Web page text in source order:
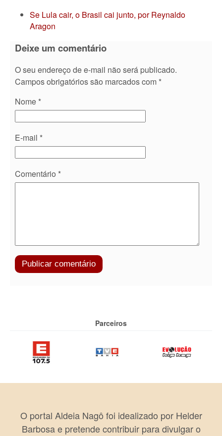
Se Lula cair, o Brasil cai junto, por Reynaldo
Aragon
Deixe um comentário
O seu endereço de e-mail não será publicado.
Campos obrigatórios são marcados com *
Nome *
E-mail *
Comentário *
Parceiros
O portal Aldeia Nagô foi idealizado por Helder
Barbosa e pretende contribuir para divulgar o